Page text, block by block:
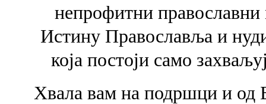
непрофитни православни
Истину Православља и
која постоји само
Хвала вам на подршци и од